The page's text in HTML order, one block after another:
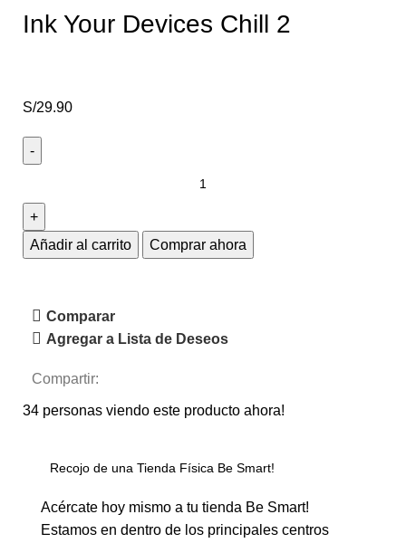
Ink Your Devices Chill 2
S/29.90
Añadir al carrito Comprar ahora
Comparar
Agregar a Lista de Deseos
Compartir:
34 personas viendo este producto ahora!
Recojo de una Tienda Física Be Smart!
Acércate hoy mismo a tu tienda Be Smart!
Estamos en dentro de los principales centros